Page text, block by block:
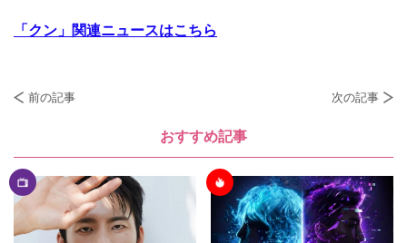
「クン」関連ニュースはこちら
前の記事 次の記事
おすすめ記事